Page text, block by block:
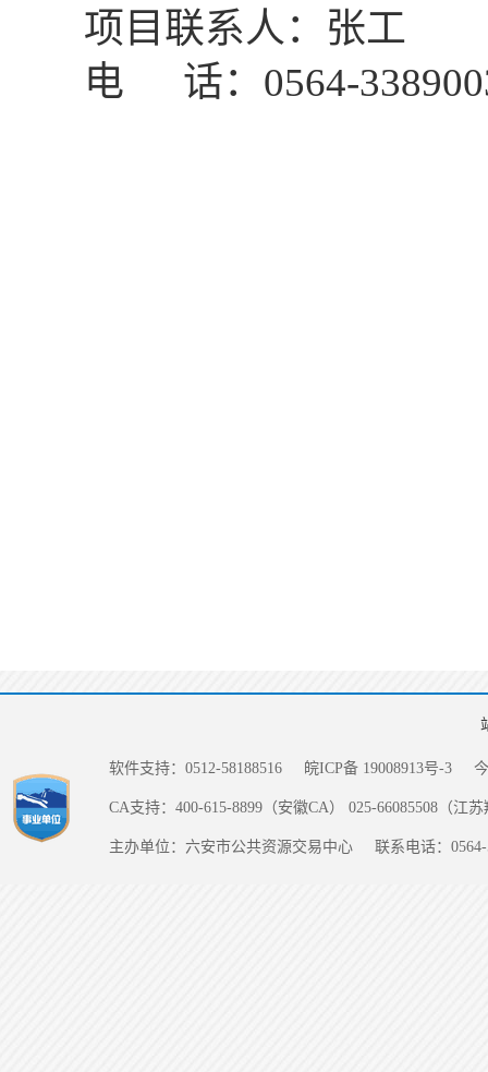
项目联系人：张工
电
话： 0564-
软件支持：0512-58188516 皖ICP备 19008913号-3
CA支持：400-615-8899（安徽CA） 025-66085508（江
主办单位：六安市公共资源交易中心 联系电话：0564-